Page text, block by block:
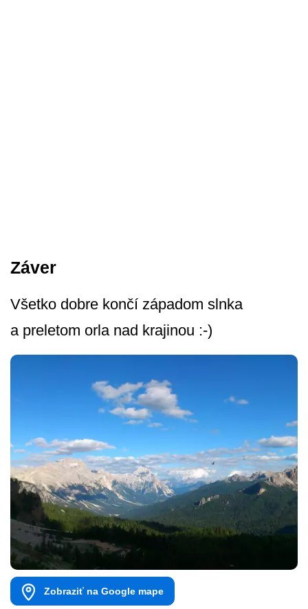
Záver
Všetko dobre končí západom slnka
a preletom orla nad krajinou :-)
Zobraziť na Google mape